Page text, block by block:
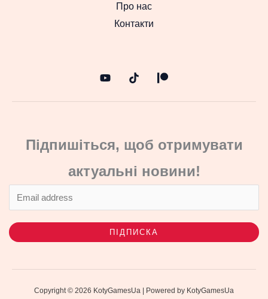
Про нас
Контакти
Підпишіться, щоб отримувати
актуальні новини!
ПІДПИСКА
Copyright © 2026 KotyGamesUa | Powered by KotyGamesUa